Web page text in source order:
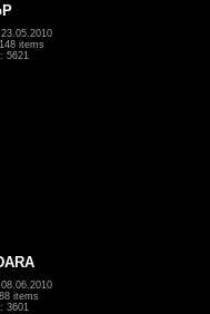
items
5621
items
3601